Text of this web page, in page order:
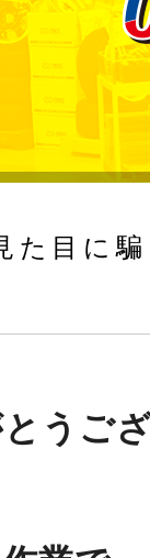
た目に
うご